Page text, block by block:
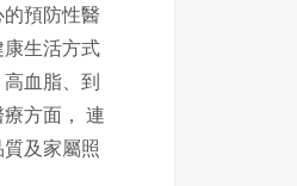
預防性醫
生活方式
血脂、到
方面， 連
及家屬照